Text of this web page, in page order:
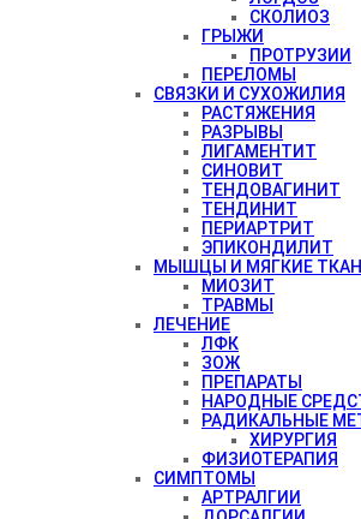
СКОЛИОЗ
ГРЫЖИ
ПРОТРУЗИИ
ПЕРЕЛОМЫ
СВЯЗКИ И СУХОЖИЛИЯ
РАСТЯЖЕНИЯ
РАЗРЫВЫ
ЛИГАМЕНТИТ
СИНОВИТ
ТЕНДОВАГИНИТ
ТЕНДИНИТ
ПЕРИАРТРИТ
ЭПИКОНДИЛИТ
МЫШЦЫ И МЯГКИЕ
МИОЗИТ
ТРАВМЫ
ЛЕЧЕНИЕ
ЛФК
ЗОЖ
ПРЕПАРАТЫ
НАРОДНЫЕ
РАДИКАЛЬНЫЕ
ХИРУРГИЯ
ФИЗИОТЕРАПИЯ
СИМПТОМЫ
АРТРАЛГИИ